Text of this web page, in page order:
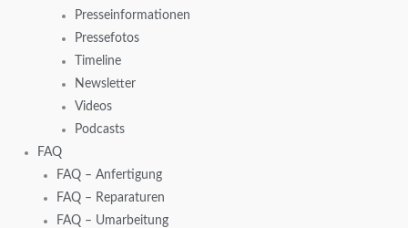
Presseinformationen
Pressefotos
Timeline
Newsletter
Videos
Podcasts
FAQ
FAQ – Anfertigung
FAQ – Reparaturen
FAQ – Umarbeitung